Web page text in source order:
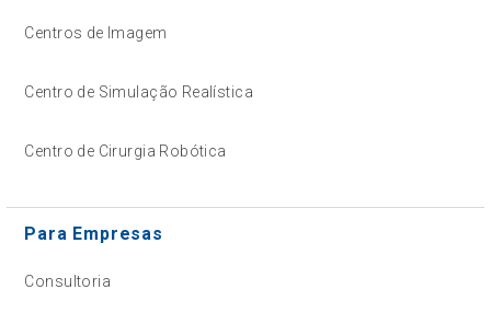
Centros de Imagem
Centro de Simulação Realística
Centro de Cirurgia Robótica
Para Empresas
Consultoria